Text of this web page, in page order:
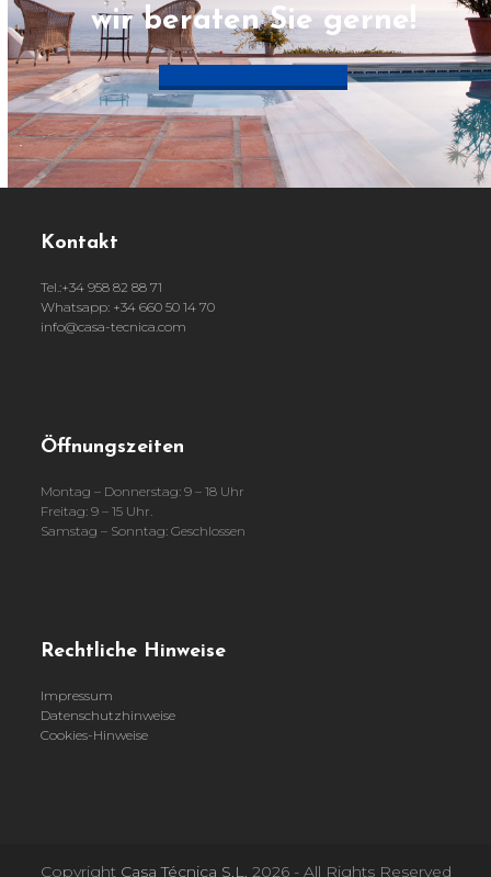
wir beraten Sie gerne!
Termin vereinbaren
Kontakt
Tel.:+34 958 82 88 71
Whatsapp: +34 660 50 14 70
info@casa-tecnica.com
Öffnungszeiten
Montag – Donnerstag: 9 – 18 Uhr
Freitag: 9 – 15 Uhr.
Samstag – Sonntag: Geschlossen
Rechtliche Hinweise
Impressum
Datenschutzhinweise
Cookies-Hinweise
Copyright Casa Técnica S.L. 2026 - All Rights Reserved